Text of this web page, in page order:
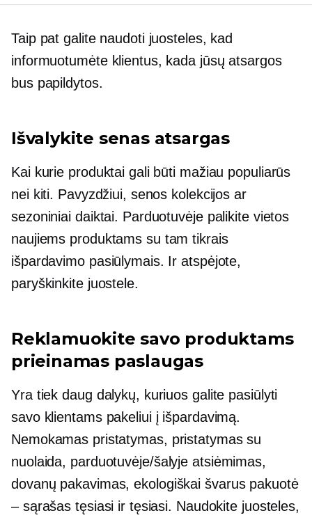
Taip pat galite naudoti juosteles, kad
informuotumėte klientus, kada jūsų atsargos
bus papildytos.
Išvalykite senas atsargas
Kai kurie produktai gali būti mažiau populiarūs
nei kiti. Pavyzdžiui, senos kolekcijos ar
sezoniniai daiktai. Parduotuvėje palikite vietos
naujiems produktams su tam tikrais
išpardavimo pasiūlymais. Ir atspėjote,
paryškinkite juostele.
Reklamuokite savo produktams
prieinamas paslaugas
Yra tiek daug dalykų, kuriuos galite pasiūlyti
savo klientams pakeliui į išpardavimą.
Nemokamas pristatymas, pristatymas su
nuolaida, parduotuvėje/šalyje atsiėmimas,
dovanų pakavimas,ekologiškai švaruspakuotė
– sąrašas tęsiasi ir tęsiasi. Naudokite juosteles,